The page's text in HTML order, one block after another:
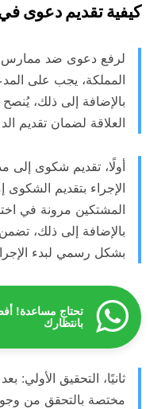
كيفية تقديم دعوى في
لرفع دعوى ضد
المملكة، يجب على
بالإضافة إلى ذلك،
العلاقة لضمان تقديم
أولًا، تقديم شكوى إلى
الإجراء بتقديم الشكوى
المشتكين مرونة في
بالإضافة إلى ذلك،
بشكل رسمي لبدء
تحتاج مساعدة!
بانتظارك
ثانيًا، التحقيق الأولي:
مختصة بالتحقق من